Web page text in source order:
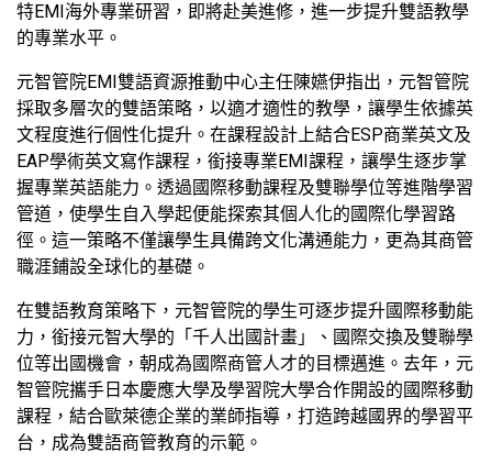
特EMI海外專業研習，即將赴美進修，進一步提升雙語教學
的專業水平。
元智管院EMI雙語資源推動中心主任陳嬿伊指出，元智管院
採取多層次的雙語策略，以適才適性的教學，讓學生依據英
文程度進行個性化提升。在課程設計上結合ESP商業英文及
EAP學術英文寫作課程，銜接專業EMI課程，讓學生逐步掌
握專業英語能力。透過國際移動課程及雙聯學位等進階學習
管道，使學生自入學起便能探索其個人化的國際化學習路
徑。這一策略不僅讓學生具備跨文化溝通能力，更為其商管
職涯鋪設全球化的基礎。
在雙語教育策略下，元智管院的學生可逐步提升國際移動能
力，銜接元智大學的「千人出國計畫」、國際交換及雙聯學
位等出國機會，朝成為國際商管人才的目標邁進。去年，元
智管院攜手日本慶應大學及學習院大學合作開設的國際移動
課程，結合歐萊德企業的業師指導，打造跨越國界的學習平
台，成為雙語商管教育的示範。